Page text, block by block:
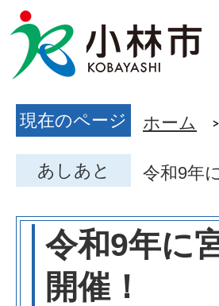
現在のページ ホーム
あしあと 令和9年
令和9年に
開催！